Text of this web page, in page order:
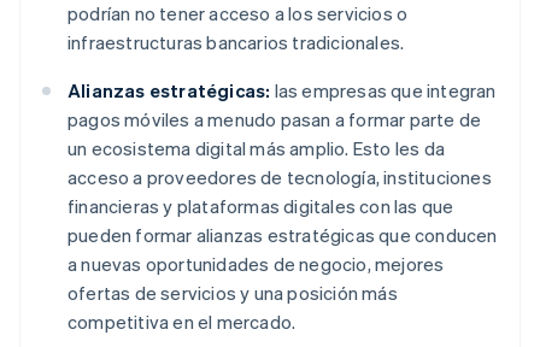
podrían no tener acceso a los servicios o
infraestructuras bancarios tradicionales.
Alianzas estratégicas: las empresas que integran
pagos móviles a menudo pasan a formar parte de
un ecosistema digital más amplio. Esto les da
acceso a proveedores de tecnología, instituciones
financieras y plataformas digitales con las que
pueden formar alianzas estratégicas que conducen
a nuevas oportunidades de negocio, mejores
ofertas de servicios y una posición más
competitiva en el mercado.